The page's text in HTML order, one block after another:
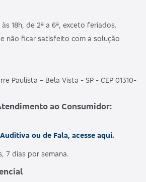
18h, de 2ª a 6ª, exceto feriados.
não ficar satisfeito com a solução
Paulista – Bela Vista - SP - CEP 01310-
ao Consumidor:
ou de Fala, acesse aqui.
7 dias por semana.